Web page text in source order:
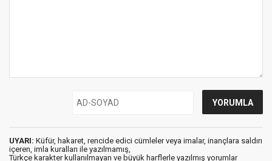
UYARI: Küfür, hakaret, rencide edici cümleler veya imalar, inançlara saldırı
içeren, imla kuralları ile yazılmamış,
Türkçe karakter kullanılmayan ve büyük harflerle yazılmış yorumlar